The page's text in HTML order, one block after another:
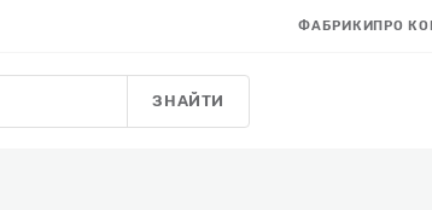
ФАБРИКИПРО
ЗНАЙТИ